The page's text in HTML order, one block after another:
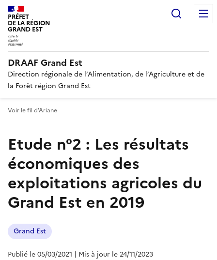
PRÉFET
DE LA RÉGION
GRAND EST
DRAAF Grand Est
Direction régionale de l’Alimentation, de l’Agriculture et de
la Forêt région Grand Est
Voir le fil d'Ariane
Etude n°2 : Les résultats
économiques des
exploitations agricoles du
Grand Est en 2019
Grand Est
Publié le 05/03/2021 | Mis à jour le 24/11/2023